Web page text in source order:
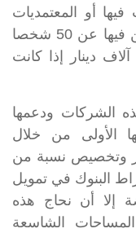
أو المعتمديات
المجاورة لها وألا يقل عدد المساهمين فيها عن 50 شخصا
ووجوب أن لا يقل رأسمالها عن 10 آلاف دينار إذا كانت
الشركات ودعمها
الأولى من خلال
20 مليون دينار وتخصيص نسبة من
البنوك في تمويل
إلا أن نحاج هذه
الشاسعة